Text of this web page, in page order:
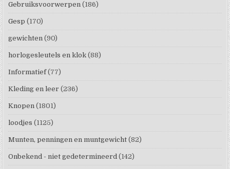
Gebruiksvoorwerpen (186)
Gesp (170)
gewichten (90)
horlogesleutels en klok (88)
Informatief (77)
Kleding en leer (236)
Knopen (1801)
loodjes (1125)
Munten, penningen en muntgewicht (82)
Onbekend - niet gedetermineerd (142)